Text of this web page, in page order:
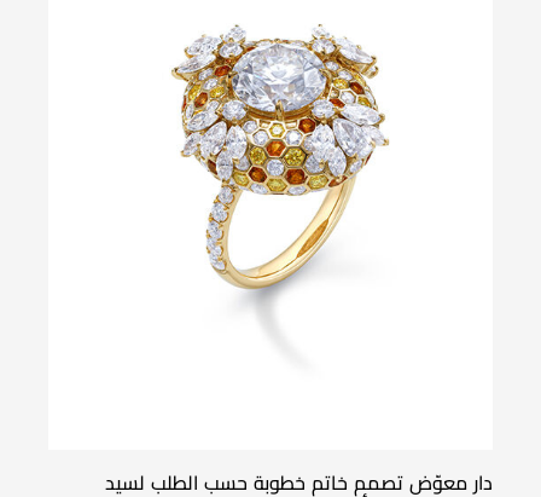
دار معوّض تصمم خاتم خطوبة حسب الطلب لسيد